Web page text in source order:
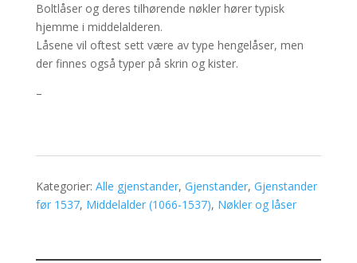
Boltlåser og deres tilhørende nøkler hører typisk
hjemme i middelalderen.
Låsene vil oftest sett være av type hengelåser, men
der finnes også typer på skrin og kister.
–
Kategorier: Alle gjenstander, Gjenstander, Gjenstander
før 1537, Middelalder (1066-1537), Nøkler og låser